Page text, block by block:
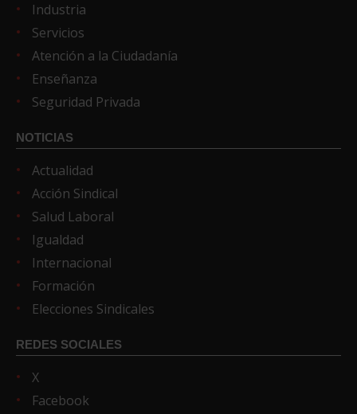
Industria
Servicios
Atención a la Ciudadanía
Enseñanza
Seguridad Privada
NOTICIAS
Actualidad
Acción Sindical
Salud Laboral
Igualdad
Internacional
Formación
Elecciones Sindicales
REDES SOCIALES
X
Facebook